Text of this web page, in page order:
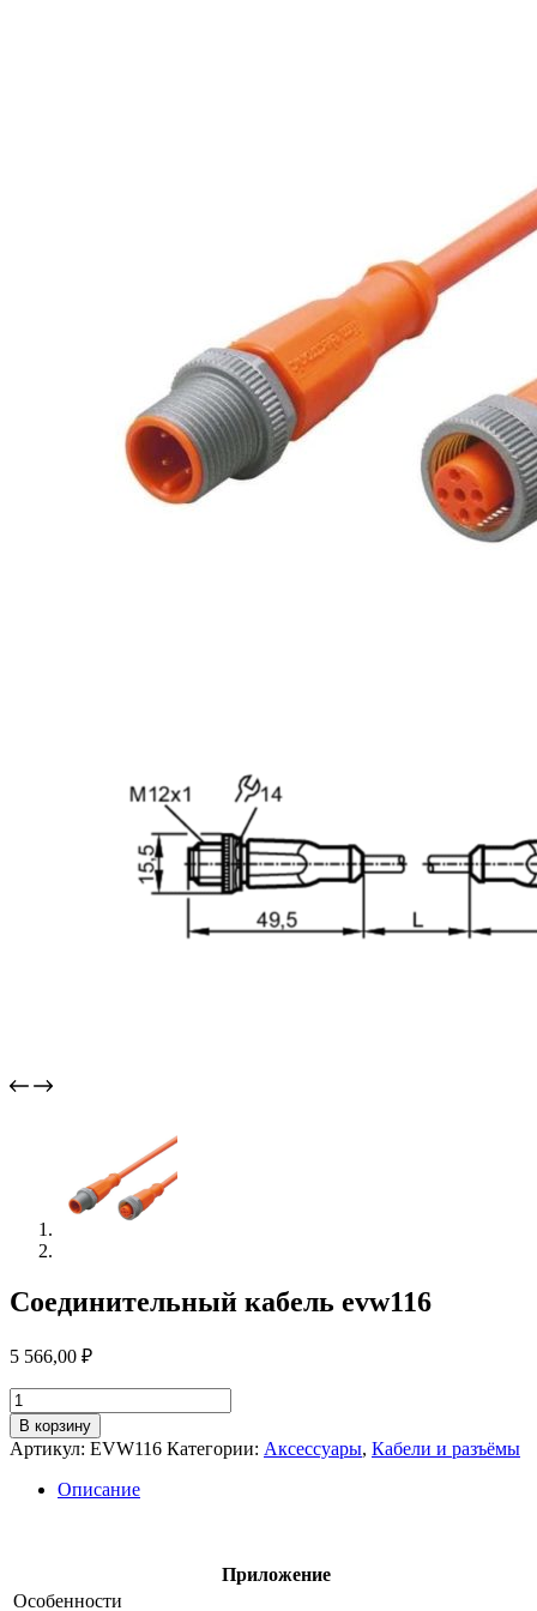
Соединительный кабель evw116
5 566,00 ₽
Количество
товара
Соединительный
кабель
evw116
В корзину
Артикул: EVW116 Категории: Аксессуары, Кабели и разъёмы
Описание
Приложение
Особенности